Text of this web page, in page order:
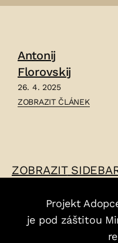
Antonij
Florovskij
26. 4. 2025
ČLÁNEK:
ZOBRAZIT ČLÁNEK
ZOBRAZIT
Projekt
je pod záštitou